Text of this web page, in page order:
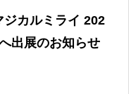
ジカルミライ 202
出展のお知らせ